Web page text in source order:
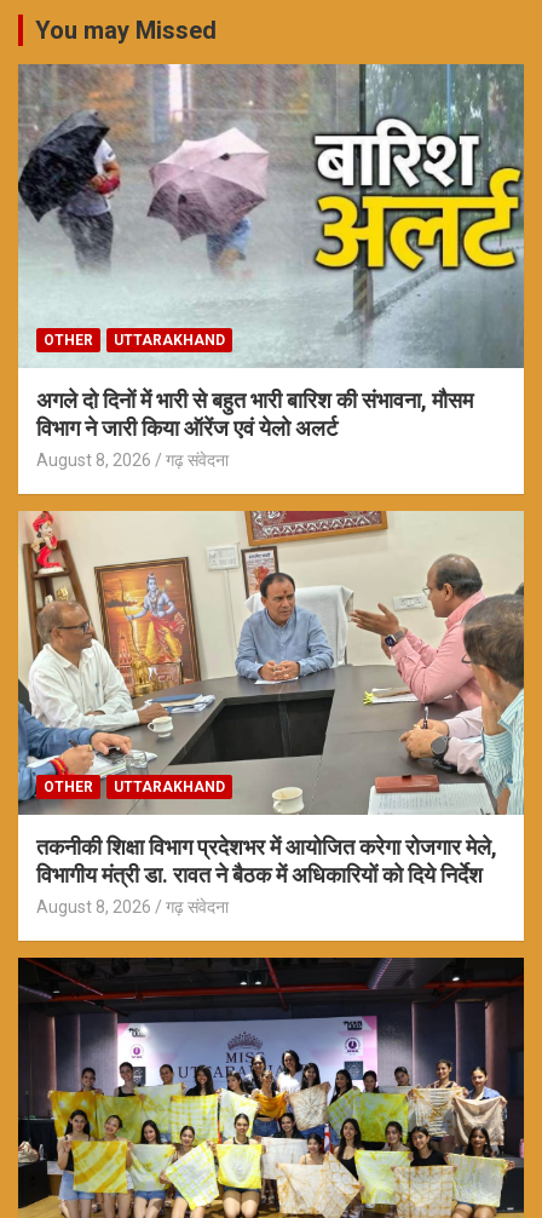
You may Missed
OTHER UTTARAKHAND
अगले दो दिनों में भारी से बहुत भारी बारिश की संभावना, मौसम
विभाग ने जारी किया ऑरेंज एवं येलो अलर्ट
August 8, 2026 गढ़ संवेदना
OTHER UTTARAKHAND
तकनीकी शिक्षा विभाग प्रदेशभर में आयोजित करेगा रोजगार मेले,
विभागीय मंत्री डा. रावत ने बैठक में अधिकारियों को दिये निर्देश
August 8, 2026 गढ़ संवेदना